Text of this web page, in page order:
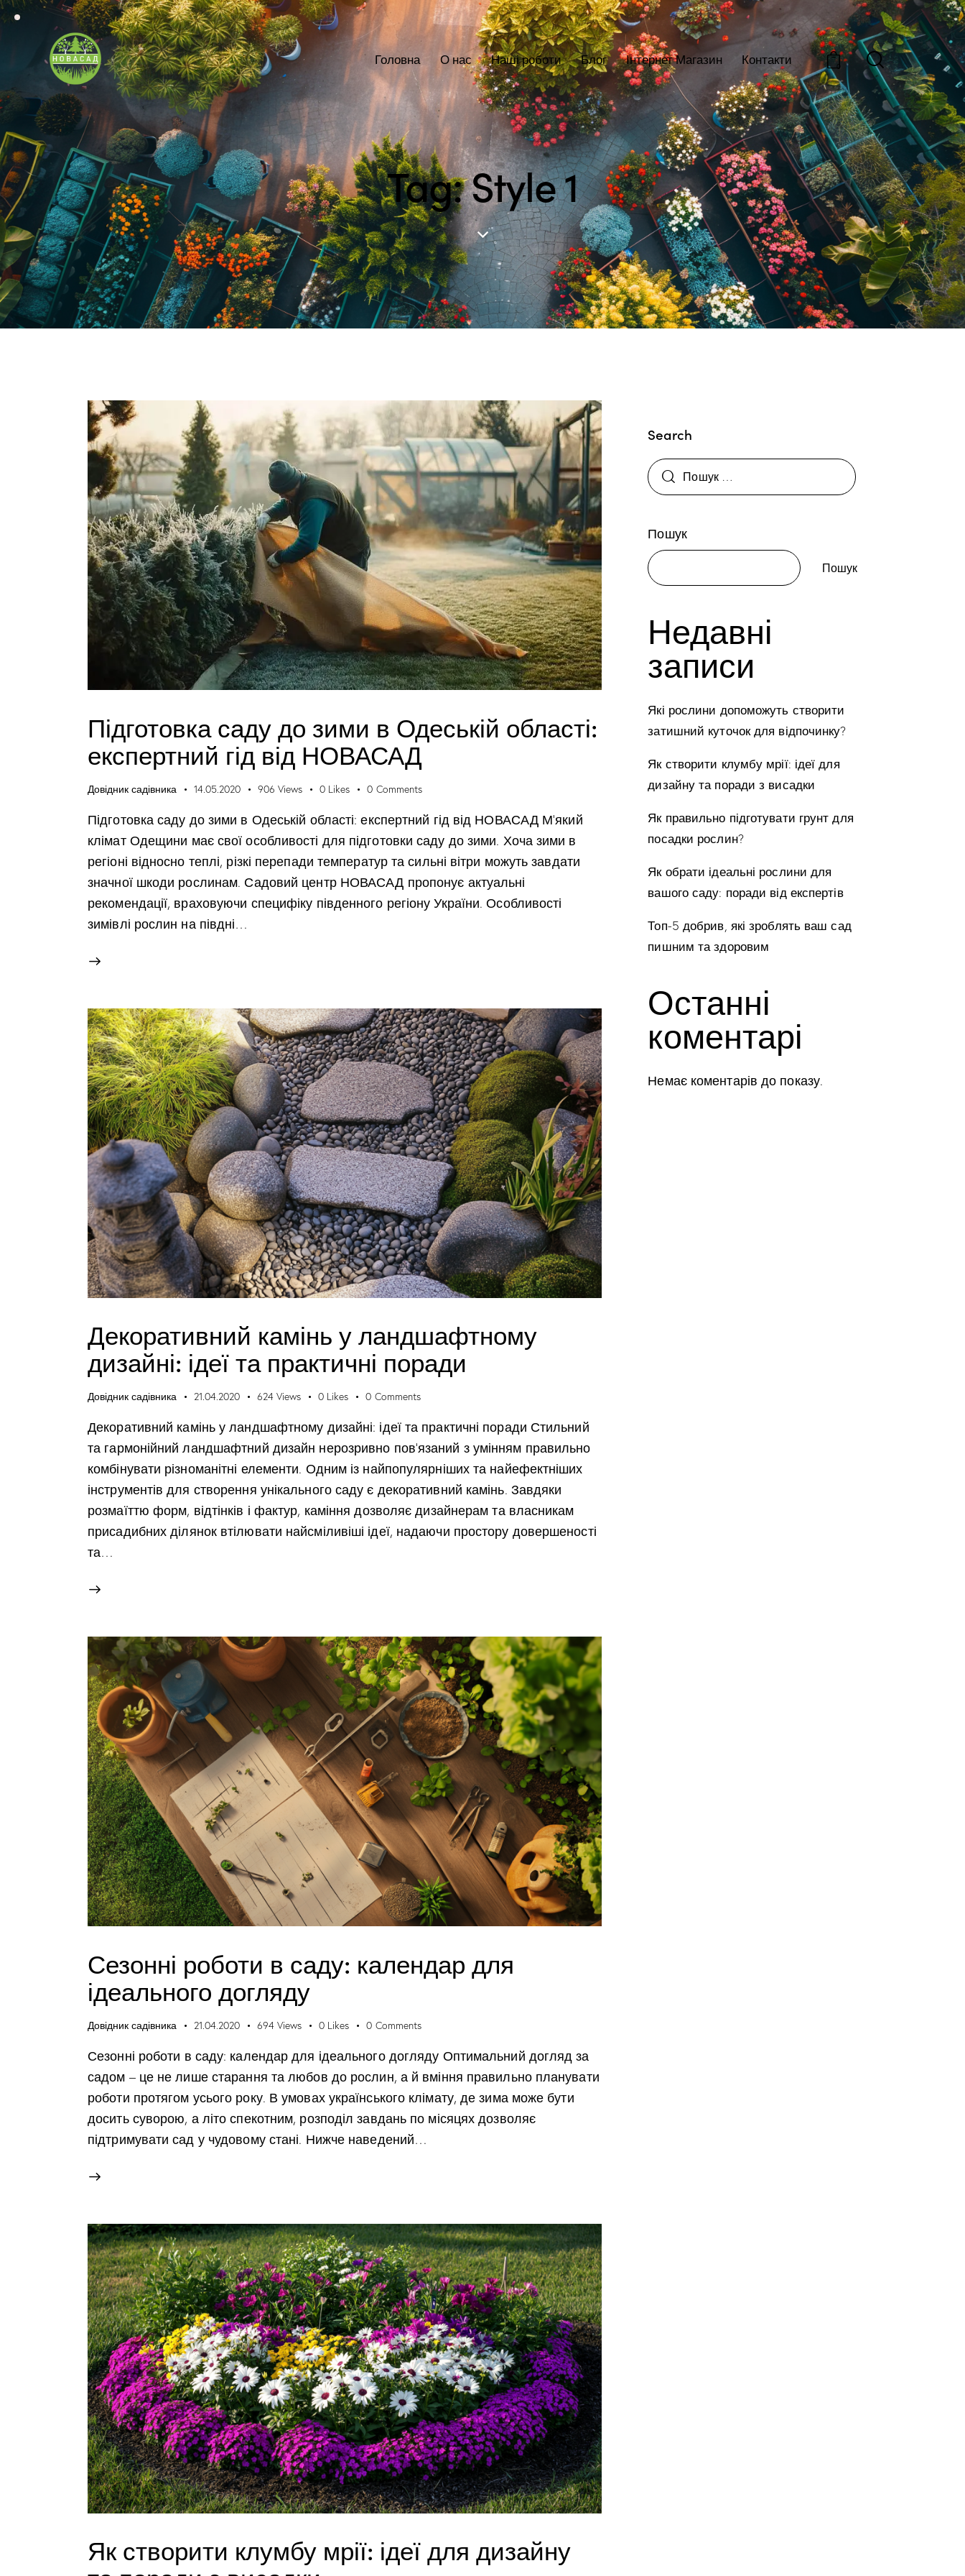
Головна О нас Наші роботи Блог Інтернет Магазин Контакти 0
Tag: Style 1
Підготовка саду до зими в Одеській області:
експертний гід від НОВАСАД
Довідник садівника 14.05.2020 906 Views 0 Likes 0 Comments
Підготовка саду до зими в Одеській області: експертний гід від НОВАСАД М'який
клімат Одещини має свої особливості для підготовки саду до зими. Хоча зими в
регіоні відносно теплі, різкі перепади температур та сильні вітри можуть завдати
значної шкоди рослинам. Садовий центр НОВАСАД пропонує актуальні
рекомендації, враховуючи специфіку південного регіону України. Особливості
зимівлі рослин на півдні…
Декоративний камінь у ландшафтному
дизайні: ідеї та практичні поради
Довідник садівника 21.04.2020 624 Views 0 Likes 0 Comments
Декоративний камінь у ландшафтному дизайні: ідеї та практичні поради Стильний
та гармонійний ландшафтний дизайн нерозривно пов’язаний з умінням правильно
комбінувати різноманітні елементи. Одним із найпопулярніших та найефектніших
інструментів для створення унікального саду є декоративний камінь. Завдяки
розмаїттю форм, відтінків і фактур, каміння дозволяє дизайнерам та власникам
присадибних ділянок втілювати найсміливіші ідеї, надаючи простору довершеності
та…
Сезонні роботи в саду: календар для
ідеального догляду
Довідник садівника 21.04.2020 694 Views 0 Likes 0 Comments
Сезонні роботи в саду: календар для ідеального догляду Оптимальний догляд за
садом – це не лише старання та любов до рослин, а й вміння правильно планувати
роботи протягом усього року. В умовах українського клімату, де зима може бути
досить суворою, а літо спекотним, розподіл завдань по місяцях дозволяє
підтримувати сад у чудовому стані. Нижче наведений…
Як створити клумбу мрії: ідеї для дизайну
Search
Пошук
Пошук
Недавні
записи
Які рослини допоможуть створити
затишний куточок для відпочинку?
Як створити клумбу мрії: ідеї для
дизайну та поради з висадки
Як правильно підготувати грунт для
посадки рослин?
Як обрати ідеальні рослини для
вашого саду: поради від експертів
Топ-5 добрив, які зроблять ваш сад
пишним та здоровим
Останні
коментарі
Немає коментарів до показу.